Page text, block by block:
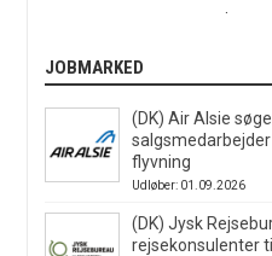
JOBMARKED
(DK) Air Alsie
flyvning
Udløber: 01.09.2026
(DK) Jysk
rejsekonsulenter